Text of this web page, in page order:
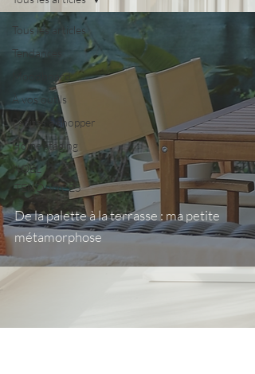
Tous les articles
Tendances
Moodboard
À vos outils
Pépites à shopper
Home staging
NOËL
De la palette à la terrasse : ma petite
métamorphose
TENDANCES